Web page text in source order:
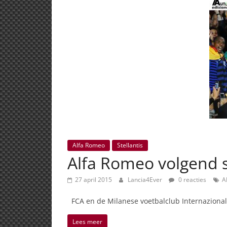
Alfa Romeo Stellantis
Alfa Romeo volgend
27 april 2015 Lancia4Ever 0 reacties
FCA en de Milanese voetbalclub
Lees meer